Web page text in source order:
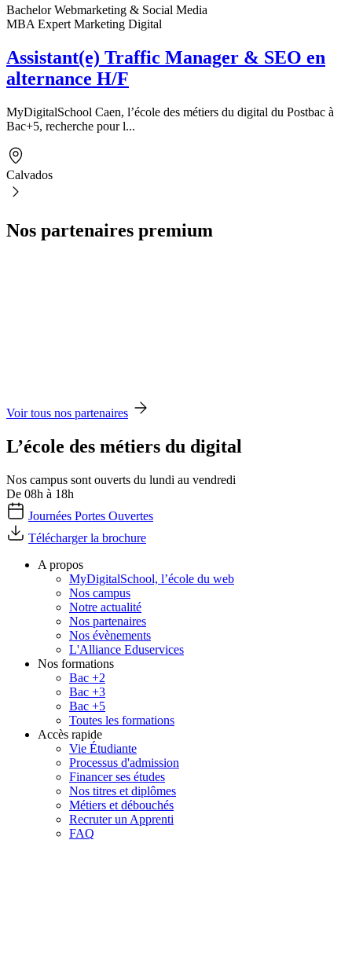
Bachelor Webmarketing & Social Media
MBA Expert Marketing Digital
Assistant(e) Traffic Manager & SEO en
alternance H/F
MyDigitalSchool Caen, l’école des métiers du digital du Postbac à
Bac+5, recherche pour l...
Calvados
Nos partenaires premium
Voir tous nos partenaires
L’école des métiers du digital
Nos campus sont ouverts du lundi au vendredi
De 08h à 18h
Journées Portes Ouvertes
Télécharger la brochure
A propos
MyDigitalSchool, l’école du web
Nos campus
Notre actualité
Nos partenaires
Nos évènements
L'Alliance Eduservices
Nos formations
Bac +2
Bac +3
Bac +5
Toutes les formations
Accès rapide
Vie Étudiante
Processus d'admission
Financer ses études
Nos titres et diplômes
Métiers et débouchés
Recruter un Apprenti
FAQ